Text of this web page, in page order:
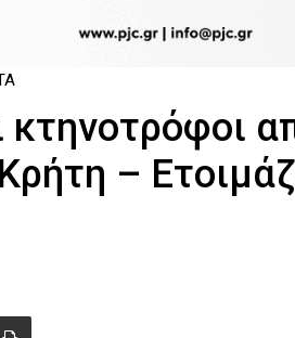
κτηνοτρόφοι
–